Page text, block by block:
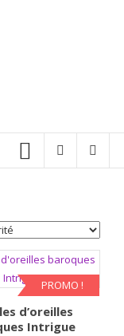
PROMO !
d’oreilles
Intrigue